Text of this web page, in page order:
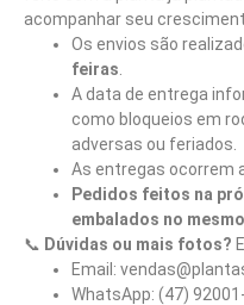
acompanhar seu
Os envios são
feiras
A data de entrega
como bloqueios em
adversas ou feriados.
As entregas ocorrem
Pedidos feitos na
embalados no
📞 Dúvidas ou mais fotos?
Email:
WhatsApp: (47)